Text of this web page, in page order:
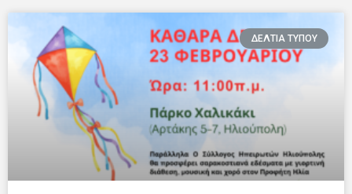
ΔΕΛΤΙΑ ΤΥΠΟΥ